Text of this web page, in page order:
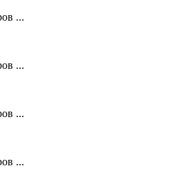
...
...
...
...